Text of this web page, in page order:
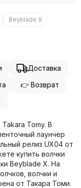
Beyblade X
Доставка
👉 Возврат
Tomy. В
лаунчер
релиз UX04 от
купить волчки
Beyblade X. На
волчки и
от Такара Томи.